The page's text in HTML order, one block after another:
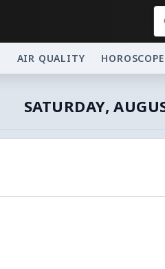
AIR QUALITY HOROSCOPE
SATURDAY,